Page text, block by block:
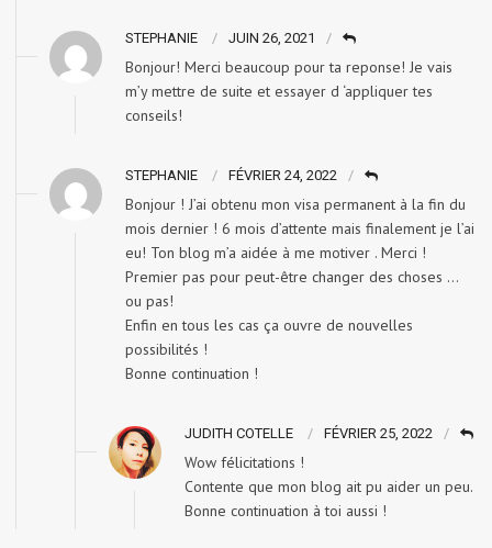
STEPHANIE JUIN 26, 2021
Bonjour! Merci beaucoup pour ta reponse! Je vais
m’y mettre de suite et essayer d ‘appliquer tes
conseils!
STEPHANIE FÉVRIER 24, 2022
Bonjour ! J’ai obtenu mon visa permanent à la fin du
mois dernier ! 6 mois d’attente mais finalement je l’ai
eu! Ton blog m’a aidée à me motiver . Merci !
Premier pas pour peut-être changer des choses …
ou pas!
Enfin en tous les cas ça ouvre de nouvelles
possibilités !
Bonne continuation !
JUDITH COTELLE FÉVRIER 25, 2022
Wow félicitations !
Contente que mon blog ait pu aider un peu.
Bonne continuation à toi aussi !